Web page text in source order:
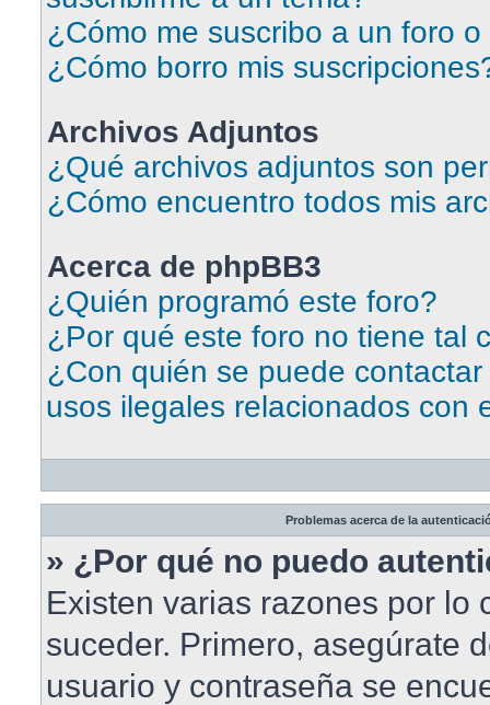
¿Cómo me suscribo a un foro
¿Cómo borro mis
Archivos Adjuntos
¿Qué archivos adjuntos son
¿Cómo encuentro todos mis
Acerca de phpBB3
¿Quién programó este foro?
¿Por qué este foro no tiene tal
¿Con quién se puede
usos ilegales relacionados con
Problemas acerca de la
» ¿Por qué no puedo
Existen varias razones por lo
suceder. Primero, asegúrate
usuario y contraseña se